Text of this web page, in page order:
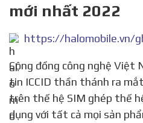
mới nhất 2022
Cộng đồng công nghệ Việt Nam sôi sục trước thông
tin ICCID thần thánh ra
trên thế hệ SIM ghép thế
dụng với tất cả mọi sản